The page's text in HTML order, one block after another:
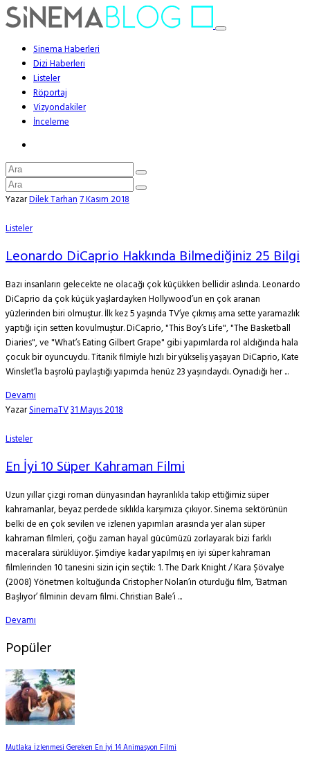
Sinema Haberleri
Dizi Haberleri
Listeler
Röportaj
Vizyondakiler
İnceleme
YazarDilek Tarhan7 Kasım 2018
Listeler
Leonardo DiCaprio Hakkında Bilmediğiniz 25 Bilgi
Bazı insanların gelecekte ne olacağı çok küçükken bellidir aslında. Leonardo
DiCaprio da çok küçük yaşlardayken Hollywood’un en çok aranan
yüzlerinden biri olmuştur. İlk kez 5 yaşında TV’ye çıkmış ama sette yaramazlık
yaptığı için setten kovulmuştur. DiCaprio, "This Boy’s Life", "The Basketball
Diaries", ve "What’s Eating Gilbert Grape" gibi yapımlarda rol aldığında hala
çocuk bir oyuncuydu. Titanik filmiyle hızlı bir yükseliş yaşayan DiCaprio, Kate
Winslet’la başrolü paylaştığı yapımda henüz 23 yaşındaydı. Oynadığı her ...
Devamı
YazarSinemaTV31 Mayıs 2018
Listeler
En İyi 10 Süper Kahraman Filmi
Uzun yıllar çizgi roman dünyasından hayranlıkla takip ettiğimiz süper
kahramanlar, beyaz perdede sıklıkla karşımıza çıkıyor. Sinema sektörünün
belki de en çok sevilen ve izlenen yapımları arasında yer alan süper
kahraman filmleri, çoğu zaman hayal gücümüzü zorlayarak bizi farklı
maceralara sürüklüyor. Şimdiye kadar yapılmış en iyi süper kahraman
filmlerinden 10 tanesini sizin için seçtik: 1. The Dark Knight / Kara Şövalye
(2008) Yönetmen koltuğunda Cristopher Nolan’ın oturduğu film, ‘Batman
Başlıyor’ filminin devam filmi. Christian Bale’i ...
Devamı
Popüler
Mutlaka İzlenmesi Gereken En İyi 14 Animasyon Filmi